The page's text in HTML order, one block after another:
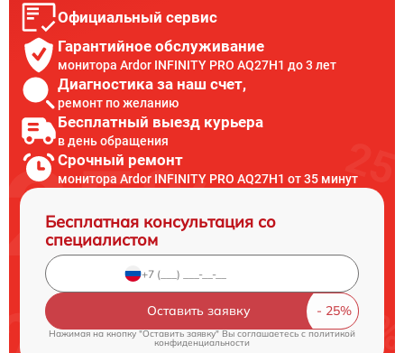
Официальный сервис
Гарантийное обслуживание
монитора Ardor INFINITY PRO AQ27H1 до 3 лет
Диагностика за наш счет,
ремонт по желанию
Бесплатный выезд курьера
в день обращения
Срочный ремонт
монитора Ardor INFINITY PRO AQ27H1 от 35 минут
Бесплатная консультация со
специалистом
Оставить заявку
Нажимая на кнопку "Оставить заявку" Вы соглашаетесь cполитикой
конфиденциальности